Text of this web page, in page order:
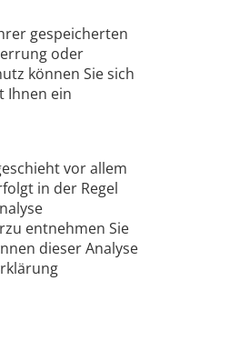
gespeicherten
oder
können Sie sich
Ihnen ein
vor allem
in der Regel
entnehmen Sie
dieser Analyse